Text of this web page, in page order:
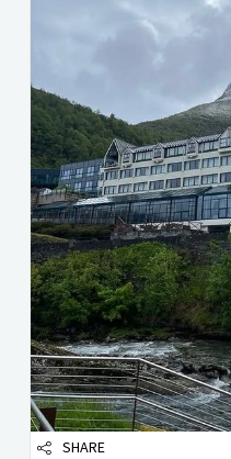
SHARE